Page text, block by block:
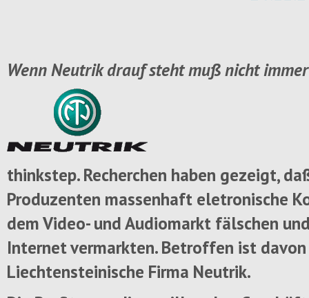
Wenn Neutrik drauf steht muß nicht
thinkstep. Recherchen haben gezeigt,
Produzenten massenhaft eletronische
dem Video- und Audiomarkt fälschen
Internet vermarkten. Betroffen ist
Liechtensteinische Firma Neutrik.